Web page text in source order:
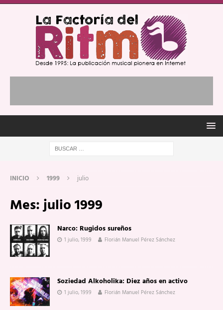
INICIO 1999 julio
Mes:julio 1999
Narco: Rugidos sureños
1 julio, 1999 Florián Manuel Pérez Sánchez
Soziedad Alkoholika: Diez años en activo
1 julio, 1999 Florián Manuel Pérez Sánchez